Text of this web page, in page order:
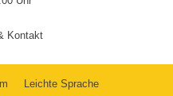
Kontakt
Leichte Sprache